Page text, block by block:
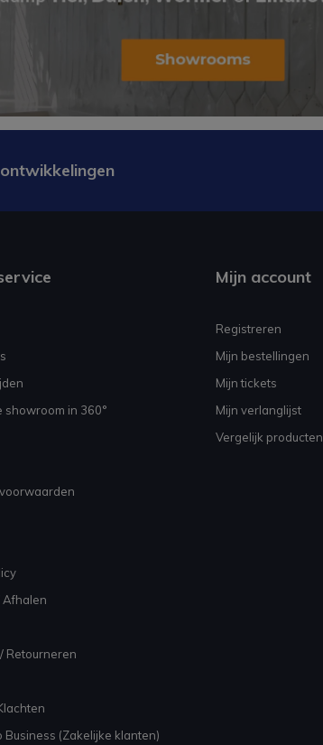
showroom in 360°
Afhalen
Retourneren
Business (Zakelijke klanten)
Mijn account
Registreren
Mijn bestellingen
Mijn tickets
Mijn verlanglijst
Vergelijk producten